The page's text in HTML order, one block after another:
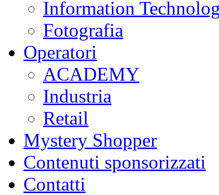
Information
Fotografia
Operatori
ACADEMY
Industria
Retail
Mystery Shopper
Contenuti sponsorizzati
Contatti